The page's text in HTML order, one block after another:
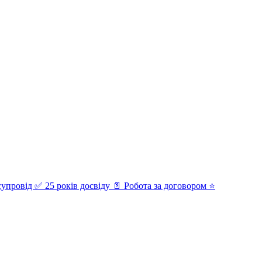
✅ 25 років досвіду 📄 Робота за договором ⭐